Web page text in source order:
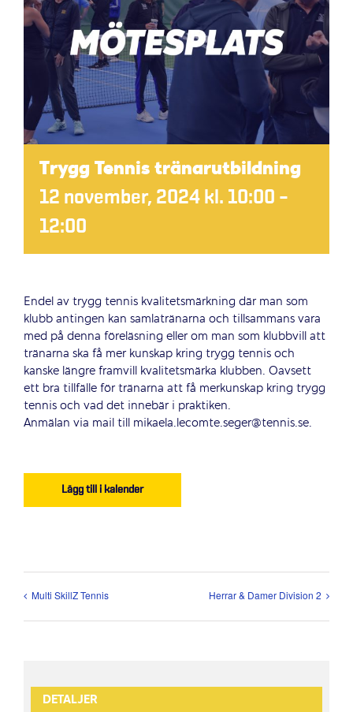
Trygg Tennis tränarutbildning
12 november, 2024 kl. 10:00 –
12:00
Endel av trygg tennis kvalitetsmärkning där man som
klubb antingen kan samlatränarna och tillsammans vara
med på denna föreläsning eller om man som klubbvill att
tränarna ska få mer kunskap kring trygg tennis och
kanske längre framvill kvalitetsmärka klubben. Oavsett
ett bra tillfälle för tränarna att få merkunskap kring trygg
tennis och vad det innebär i praktiken.
Anmälan via mail till mikaela.lecomte.seger@tennis.se.
Lägg till i kalender
Multi SkillZ Tennis Herrar & Damer Division 2
DETALJER